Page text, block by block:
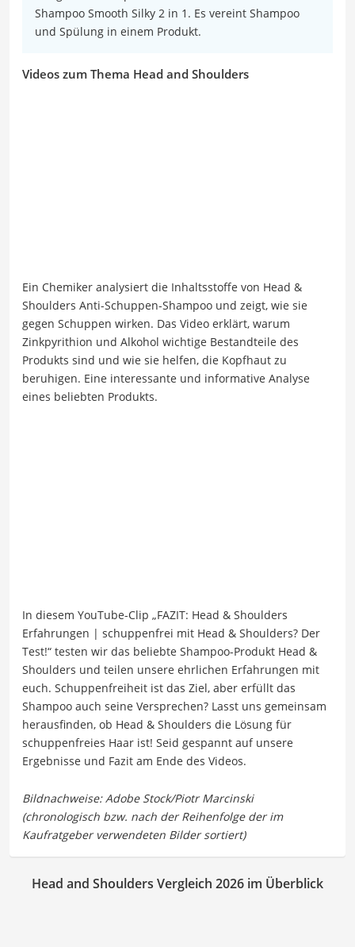
Shampoo Smooth Silky 2 in 1. Es vereint Shampoo
und Spülung in einem Produkt.
Videos zum Thema Head and Shoulders
Ein Chemiker analysiert die Inhaltsstoffe von Head &
Shoulders Anti-Schuppen-Shampoo und zeigt, wie sie
gegen Schuppen wirken. Das Video erklärt, warum
Zinkpyrithion und Alkohol wichtige Bestandteile des
Produkts sind und wie sie helfen, die Kopfhaut zu
beruhigen. Eine interessante und informative Analyse
eines beliebten Produkts.
In diesem YouTube-Clip „FAZIT: Head & Shoulders
Erfahrungen | schuppenfrei mit Head & Shoulders? Der
Test!“ testen wir das beliebte Shampoo-Produkt Head &
Shoulders und teilen unsere ehrlichen Erfahrungen mit
euch. Schuppenfreiheit ist das Ziel, aber erfüllt das
Shampoo auch seine Versprechen? Lasst uns gemeinsam
herausfinden, ob Head & Shoulders die Lösung für
schuppenfreies Haar ist! Seid gespannt auf unsere
Ergebnisse und Fazit am Ende des Videos.
Head and Shoulders Vergleich 2026 im Überblick